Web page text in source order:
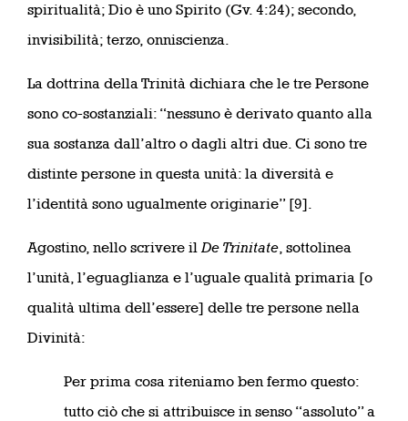
spiritualità; Dio è uno Spirito (Gv. 4:24); secondo,
invisibilità; terzo, onniscienza.
La dottrina della Trinità dichiara che le tre Persone
sono co-sostanziali: “nessuno è derivato quanto alla
sua sostanza dall’altro o dagli altri due. Ci sono tre
distinte persone in questa unità: la diversità e
l’identità sono ugualmente originarie” [9].
Agostino, nello scrivere il De Trinitate, sottolinea
l’unità, l’eguaglianza e l’uguale qualità primaria [o
qualità ultima dell’essere] delle tre persone nella
Divinità:
Per prima cosa riteniamo ben fermo questo:
tutto ciò che si attribuisce in senso “assoluto” a